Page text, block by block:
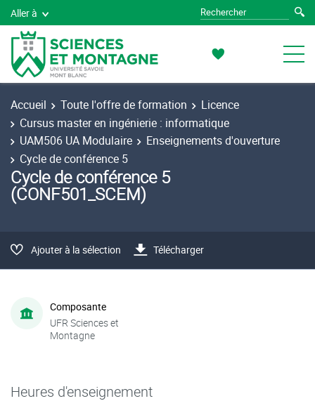
Aller à
Accueil Toute l'offre de formation
Licence
Cursus master en ingénierie : informatique
UAM506 UA Modulaire
Enseignements d'ouverture
Cycle de conférence 5
Cycle de conférence 5
(CONF501_SCEM)
Ajouter à la sélection Télécharger
Composante
UFR Sciences et
Montagne
Heures d'enseignement